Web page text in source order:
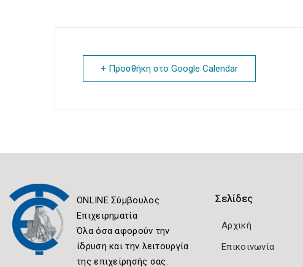
+ Προσθήκη στο Google Calendar
ONLINE Σύμβουλος
Επιχειρηματία
Όλα όσα αφορούν την
ίδρυση και την λειτουργία
της επιχείρησής σας.
Σελίδες
Αρχική
Επικοινωνία